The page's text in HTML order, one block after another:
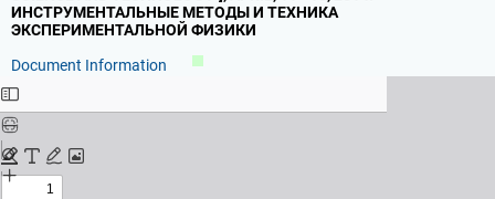
ИНСТРУМЕНТАЛЬНЫЕ МЕТОДЫ И ТЕХНИКА
ЭКСПЕРИМЕНТАЛЬНОЙ ФИЗИКИ
Document Information